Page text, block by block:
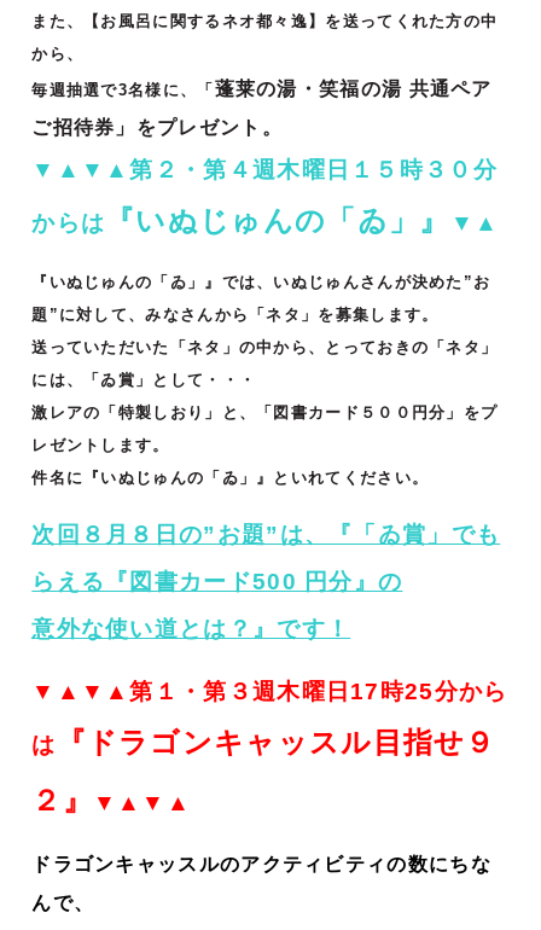
また、【お風呂に関するネオ都々逸】を送ってくれた方の中
から、
毎週抽選で3名様に、「 蓬莱の湯・笑福の湯 共通ペア
ご招待券」をプレゼント。
▼▲▼▲第２・第４週木曜日１５時３０分
からは 『いぬじゅんの「ゐ」』 ▼▲
『いぬじゅんの「ゐ」』では、いぬじゅんさんが決めた”お
題”に対して、みなさんから「ネタ」を募集します。
送っていただいた「ネタ」の中から、とっておきの「ネタ」
には、「ゐ賞」として・・・
激レアの「特製しおり」と、「図書カード５００円分」をプ
レゼントします。
件名に『いぬじゅんの「ゐ」』といれてください。
次回８月８日の”お題”は、『「ゐ賞」でも
らえる『図書カード500 円分』の
意外な使い道とは？』です！
▼▲▼▲第１・第３週木曜日17時25分から
は
『ドラゴンキャッスル目指せ９
２』
▼▲▼▲
ドラゴンキャッスルのアクティビティの数にちな
んで、